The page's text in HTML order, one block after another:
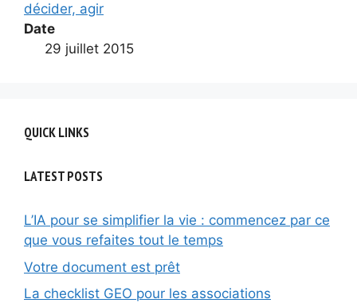
décider, agir
Date
29 juillet 2015
QUICK LINKS
LATEST POSTS
L’IA pour se simplifier la vie : commencez par ce
que vous refaites tout le temps
Votre document est prêt
La checklist GEO pour les associations